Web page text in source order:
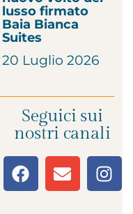
lusso firmato
Baia Bianca
Suites
20 Luglio 2026
Seguici sui
nostri canali